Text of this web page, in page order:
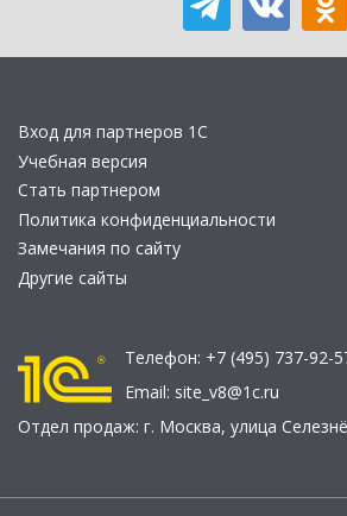
Вход для партнеров 1С
Учебная версия
Стать партнером
Политика конфиденциальности
Замечания по сайту
Другие сайты
Телефон: +7 (495) 737-92-
Email: site_v8@1c.ru
Отдел продаж: г. Москва, улица